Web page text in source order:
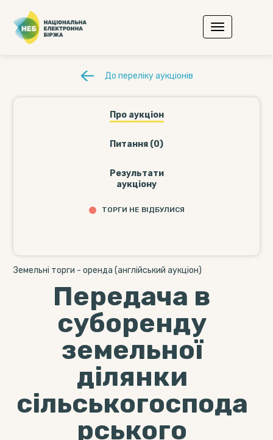
До переліку аукціонів
Про аукціон
Питання (0)
Результати
аукціону
ТОРГИ НЕ ВІДБУЛИСЯ
Земельні торги - оренда (англійський аукціон)
Передача в
суборенду
земельної
ділянки
сільськогоспода
рського